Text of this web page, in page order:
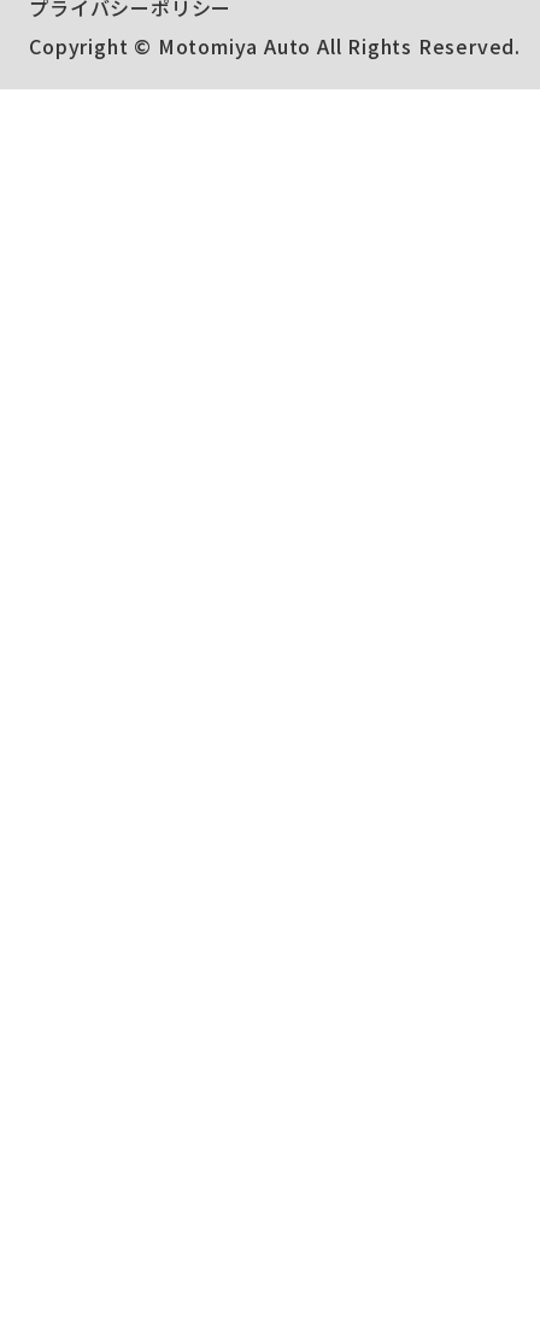
プライバシーポリシー
Copyright © Motomiya Auto All Rights Reserved.